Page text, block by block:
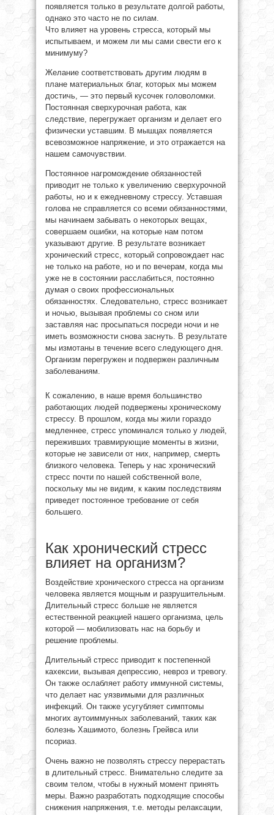
появляется только в результате долгой работы,
однако это часто не по силам.
Что влияет на уровень стресса, который мы
испытываем, и можем ли мы сами свести его к
минимуму?
Желание соответствовать другим людям в
плане материальных благ, которых мы можем
достичь, — это первый кусочек головоломки.
Постоянная сверхурочная работа, как
следствие, перегружает организм и делает его
физически уставшим. В мышцах появляется
всевозможное напряжение, и это отражается на
нашем самочувствии.
Постоянное нагромождение обязанностей
приводит не только к увеличению сверхурочной
работы, но и к ежедневному стрессу. Уставшая
голова не справляется со всеми обязанностями,
мы начинаем забывать о некоторых вещах,
совершаем ошибки, на которые нам потом
указывают другие. В результате возникает
хронический стресс, который сопровождает нас
не только на работе, но и по вечерам, когда мы
уже не в состоянии расслабиться, постоянно
думая о своих профессиональных
обязанностях. Следовательно, стресс возникает
и ночью, вызывая проблемы со сном или
заставляя нас просыпаться посреди ночи и не
иметь возможности снова заснуть. В результате
мы измотаны в течение всего следующего дня.
Организм перегружен и подвержен различным
заболеваниям.
К сожалению, в наше время большинство
работающих людей подвержены хроническому
стрессу. В прошлом, когда мы жили гораздо
медленнее, стресс упоминался только у людей,
переживших травмирующие моменты в жизни,
которые не зависели от них, например, смерть
близкого человека. Теперь у нас хронический
стресс почти по нашей собственной воле,
поскольку мы не видим, к каким последствиям
приведет постоянное требование от себя
большего.
Как хронический стресс
влияет на организм?
Воздействие хронического стресса на организм
человека является мощным и разрушительным.
Длительный стресс больше не является
естественной реакцией нашего организма, цель
которой — мобилизовать нас на борьбу и
решение проблемы.
Длительный стресс приводит к постепенной
кахексии, вызывая депрессию, невроз и тревогу.
Он также ослабляет работу иммунной системы,
что делает нас уязвимыми для различных
инфекций. Он также усугубляет симптомы
многих аутоиммунных заболеваний, таких как
болезнь Хашимото, болезнь Грейвса или
псориаз.
Очень важно не позволять стрессу перерастать
в длительный стресс. Внимательно следите за
своим телом, чтобы в нужный момент принять
меры. Важно разработать подходящие способы
снижения напряжения, т.е. методы релаксации,